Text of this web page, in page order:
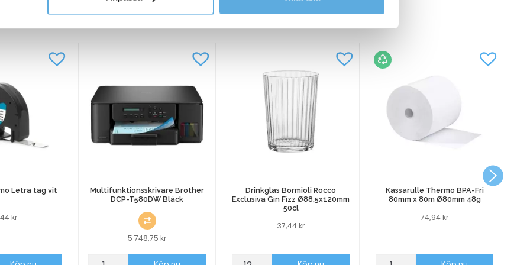
ANDRA KÖPTE OCKSÅ
Letra tag vit
kr
Multifunktionsskrivare Brother
DCP-T580DW Bläck
5 748,75 kr
Multifunktionsskrivare
Drinkglas Bormioli Rocco
Exclusiva Gin Fizz Ø88,5x120mm
50cl
37,44kr
Drinkglas
Kassarulle Thermo BPA-Fri
80mm x 80m Ø80mm 48g
74,94kr
Kassarulle